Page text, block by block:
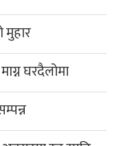
घरदैलोमा